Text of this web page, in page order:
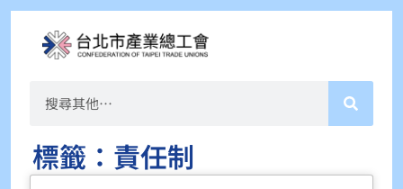
標籤：責任制